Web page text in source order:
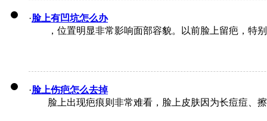
·脸上有凹坑怎么办
，位置明显非常影响面部容貌。以前脸上留疤，特
·脸上伤疤怎么去掉
脸上出现疤痕则非常难看，脸上皮肤因为长痘痘、